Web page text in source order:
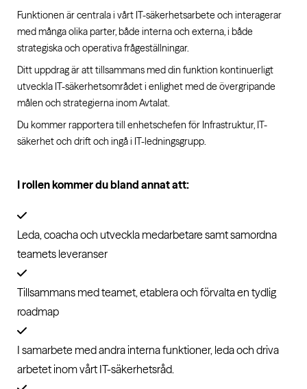
Funktionen är centrala i vårt IT-säkerhetsarbete och interagerar
med många olika parter, både interna och externa, i både
strategiska och operativa frågeställningar.
Ditt uppdrag är att tillsammans med din funktion kontinuerligt
utveckla IT-säkerhetsområdet i enlighet med de övergripande
målen och strategierna inom Avtalat.
Du kommer rapportera till enhetschefen för Infrastruktur, IT-
säkerhet och drift och ingå i IT-ledningsgrupp.
I rollen kommer du bland annat att:
Leda, coacha och utveckla medarbetare samt samordna
teamets leveranser
Tillsammans med teamet, etablera och förvalta en tydlig
roadmap
I samarbete med andra interna funktioner, leda och driva
arbetet inom vårt IT-säkerhetsråd.